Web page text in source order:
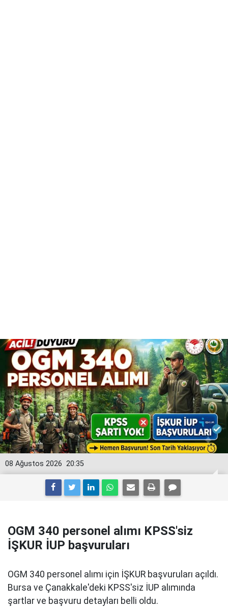
20:35
08 Ağustos 2026
OGM 340 personel alımı KPSS'siz
İŞKUR İUP başvuruları
OGM 340 personel alımı için İŞKUR başvuruları açıldı.
Bursa ve Çanakkale'deki KPSS'siz İUP alımında
şartlar ve başvuru detayları belli oldu.